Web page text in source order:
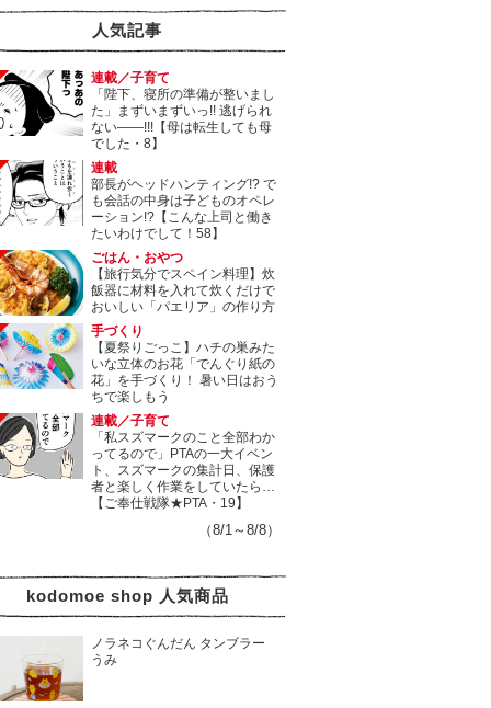
人気記事
連載／子育て
「陛下、寝所の準備が整いまし
た」まずいまずいっ!! 逃げられ
ない――!!!【母は転生しても母
でした・8】
連載
部長がヘッドハンティング!? で
も会話の中身は子どものオペレ
ーション!?【こんな上司と働き
たいわけでして！58】
ごはん・おやつ
【旅行気分でスペイン料理】炊
飯器に材料を入れて炊くだけで
おいしい「パエリア」の作り方
手づくり
【夏祭りごっこ】ハチの巣みた
いな立体のお花「でんぐり紙の
花」を手づくり！ 暑い日はおう
ちで楽しもう
連載／子育て
「私スズマークのこと全部わか
ってるので」PTAの一大イベン
ト、スズマークの集計日、保護
者と楽しく作業をしていたら…
【ご奉仕戦隊★PTA・19】
（8/1～8/8）
kodomoe shop 人気商品
ノラネコぐんだん タンブラー
うみ